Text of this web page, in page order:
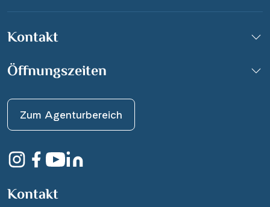
Kontakt
Öffnungszeiten
Zum Agenturbereich
Kontakt